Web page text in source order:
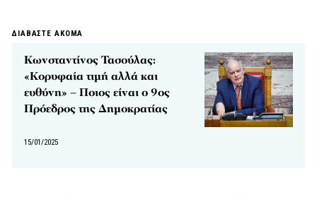
ΔΙΑΒΑΣΤΕ ΑΚΟΜΑ
Κωνσταντίνος Τασούλας:
«Κορυφαία τιμή αλλά και
ευθύνη» – Ποιος είναι ο 9ος
Πρόεδρος της Δημοκρατίας
15/01/2025